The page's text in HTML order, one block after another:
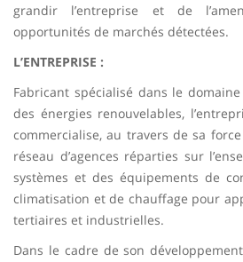
grandir l’entreprise et de
opportunités de marchés détectées.
L’ENTREPRISE :
Fabricant spécialisé dans le
des énergies renouvelables,
commercialise, au travers de sa
réseau d’agences réparties sur
systèmes et des équipements de
climatisation et de chauffage pour
tertiaires et industrielles.
Dans le cadre de son